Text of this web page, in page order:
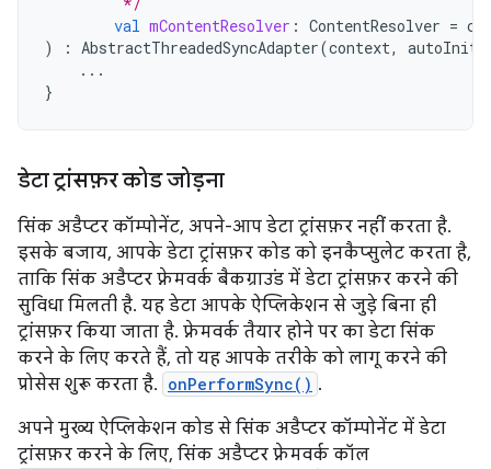
val mContentResolver : ContentResolver =
)
: AbstractThreadedSyncAdapter(context,
...
}
डेटा ट्रांसफ़र कोड जोड़ना
सिंक अडैप्टर कॉम्पोनेंट, अपने-आप डेटा ट्रांसफ़र नहीं करता है.
इसके बजाय, आपके डेटा ट्रांसफ़र कोड को इनकैप्सुलेट करता है,
ताकि सिंक अडैप्टर फ़्रेमवर्क बैकग्राउंड में डेटा ट्रांसफ़र करने की
सुविधा मिलती है. यह डेटा आपके ऐप्लिकेशन से जुड़े बिना ही
ट्रांसफ़र किया जाता है. फ़्रेमवर्क तैयार होने पर का डेटा सिंक
करने के लिए करते हैं, तो यह आपके तरीके को लागू करने की
प्रोसेस शुरू करता है. onPerformSync() .
अपने मुख्य ऐप्लिकेशन कोड से सिंक अडैप्टर कॉम्पोनेंट में डेटा
ट्रांसफ़र करने के लिए, सिंक अडैप्टर फ़्रेमवर्क कॉल